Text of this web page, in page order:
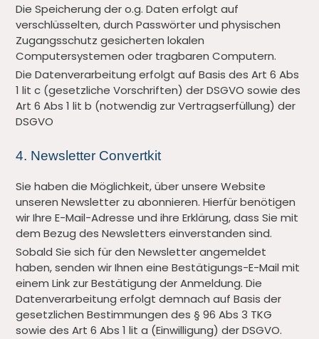
Die Speicherung der o.g. Daten erfolgt auf
verschlüsselten, durch Passwörter und physischen
Zugangsschutz gesicherten lokalen
Computersystemen oder tragbaren Computern.
Die Datenverarbeitung erfolgt auf Basis des Art 6 Abs
1 lit c (gesetzliche Vorschriften) der DSGVO sowie des
Art 6 Abs 1 lit b (notwendig zur Vertragserfüllung) der
DSGVO
4. Newsletter Convertkit
Sie haben die Möglichkeit, über unsere Website
unseren Newsletter zu abonnieren. Hierfür benötigen
wir Ihre E-Mail-Adresse und ihre Erklärung, dass Sie mit
dem Bezug des Newsletters einverstanden sind.
Sobald Sie sich für den Newsletter angemeldet
haben, senden wir Ihnen eine Bestätigungs-E-Mail mit
einem Link zur Bestätigung der Anmeldung. Die
Datenverarbeitung erfolgt demnach auf Basis der
gesetzlichen Bestimmungen des § 96 Abs 3 TKG
sowie des Art 6 Abs 1 lit a (Einwilligung) der DSGVO.